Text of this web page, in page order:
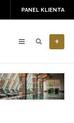
PANEL KLIENTA
+